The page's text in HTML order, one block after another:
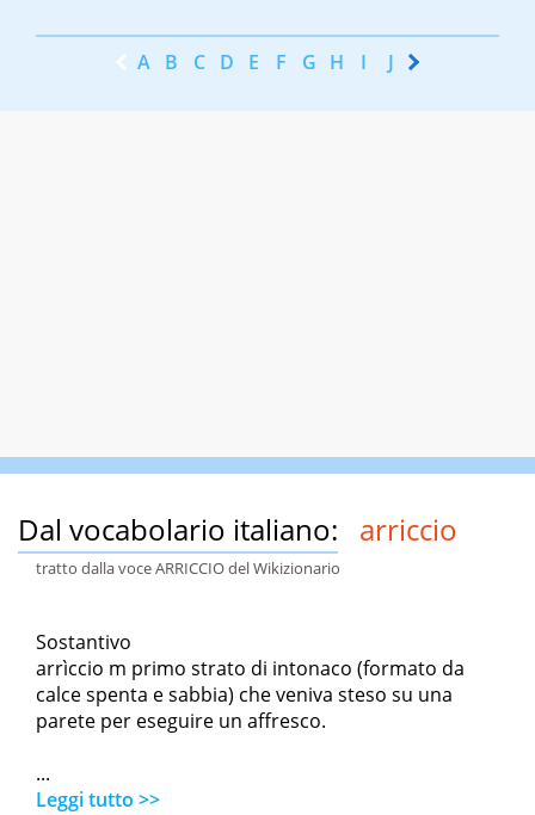
A B C D E F G H I J K
Dal vocabolario italiano: arriccio
tratto dalla voce ARRICCIO del Wikizionario
Sostantivo
arrìccio m primo strato di intonaco (formato da
calce spenta e sabbia) che veniva steso su una
parete per eseguire un affresco.
...
Leggi tutto >>